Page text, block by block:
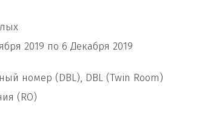
2019 по 6 Декабря 2019
номер (DBL), DBL (Twin Room)
(RO)